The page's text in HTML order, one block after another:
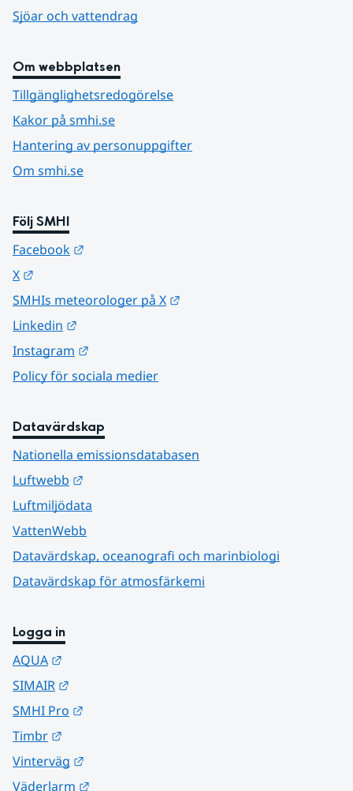
Sjöar och vattendrag
Om webbplatsen
Tillgänglighetsredogörelse
Kakor på smhi.se
Hantering av personuppgifter
Om smhi.se
Följ SMHI
Facebook
X
SMHIs meteorologer på X
Linkedin
Instagram
Policy för sociala medier
Datavärdskap
Nationella emissionsdatabasen
Luftwebb
Luftmiljödata
VattenWebb
Datavärdskap, oceanografi och marinbiologi
Datavärdskap för atmosfärkemi
Logga in
AQUA
SIMAIR
SMHI Pro
Timbr
Vinterväg
Väderlarm